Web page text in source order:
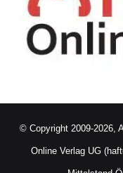
© Copyright 2009-2026,
Online Verlag UG